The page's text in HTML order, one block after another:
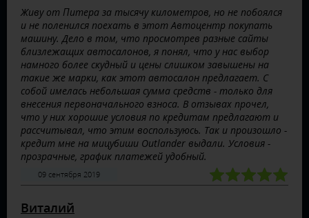
Живу от Питера за тысячу километров, но не побоялся
и не поленился поехать в этот Автоцентр покупать
машину. Дело в том, что просмотрев разные сайты
близлежащих автосалонов, я понял, что у нас выбор
намного более скудный и цены слишком завышены на
такие же марки, как этот автосалон предлагает. С
собой имелась небольшая сумма средств - только для
внесения первоначального взноса. В отзывах прочел,
что у них хорошие условия по кредитам предлагают и
рассчитывал, что этим воспользуюсь. Так и произошло -
кредит мне на мицубиши Outlander выдали. Условия -
прозрачные, график платежей удобный.
09 сентября 2019
Виталий